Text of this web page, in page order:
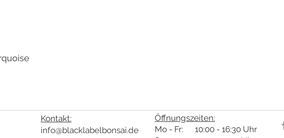
Kontakt:
info@blacklabelbonsai.de
Öffnungszeiten:
Mo - Fr: 10:00 - 16:30 Uhr